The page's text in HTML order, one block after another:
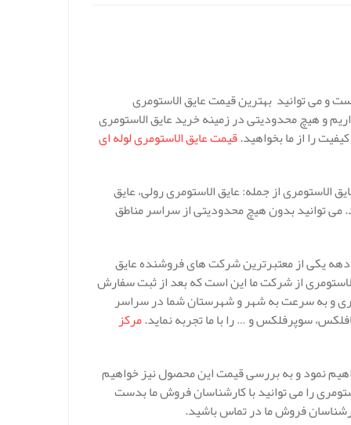
و می توانید بهترین قیمت عایق الاستومری
و هیچ محدودیتی در زمینه خرید عایق الاستومری
را از ما بخواهید.قیمت عایق الاستومری لوله ای
الاستومری از جمله: عایق الاستومری رولی، عایق
می توانید بدون هیچ محدودیتی از سراسر مناطق
سال می رسد و طی این یک دهه یکی از معتبرترین شرکت های فروشنده عایق
از شرکت ما این است که بعد از ثبت سفارش
و به سرعت به شهر و شهرستان شما در سراسر
سوپرفلکس و … را با ما تجربه نماید.مرکز
نمود و به بررسی قیمت این محصول نیز خواهیم
را می توانید با کارشناسان فروش ما بدست
فروش ما در تماس باشید.